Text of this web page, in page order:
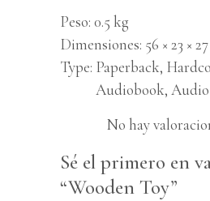
Peso 0.5 kg
Dimensiones 56 × 23 ×
Type Paperback,
Audiobook,
No hay
Sé el primero en
“Wooden Toy”